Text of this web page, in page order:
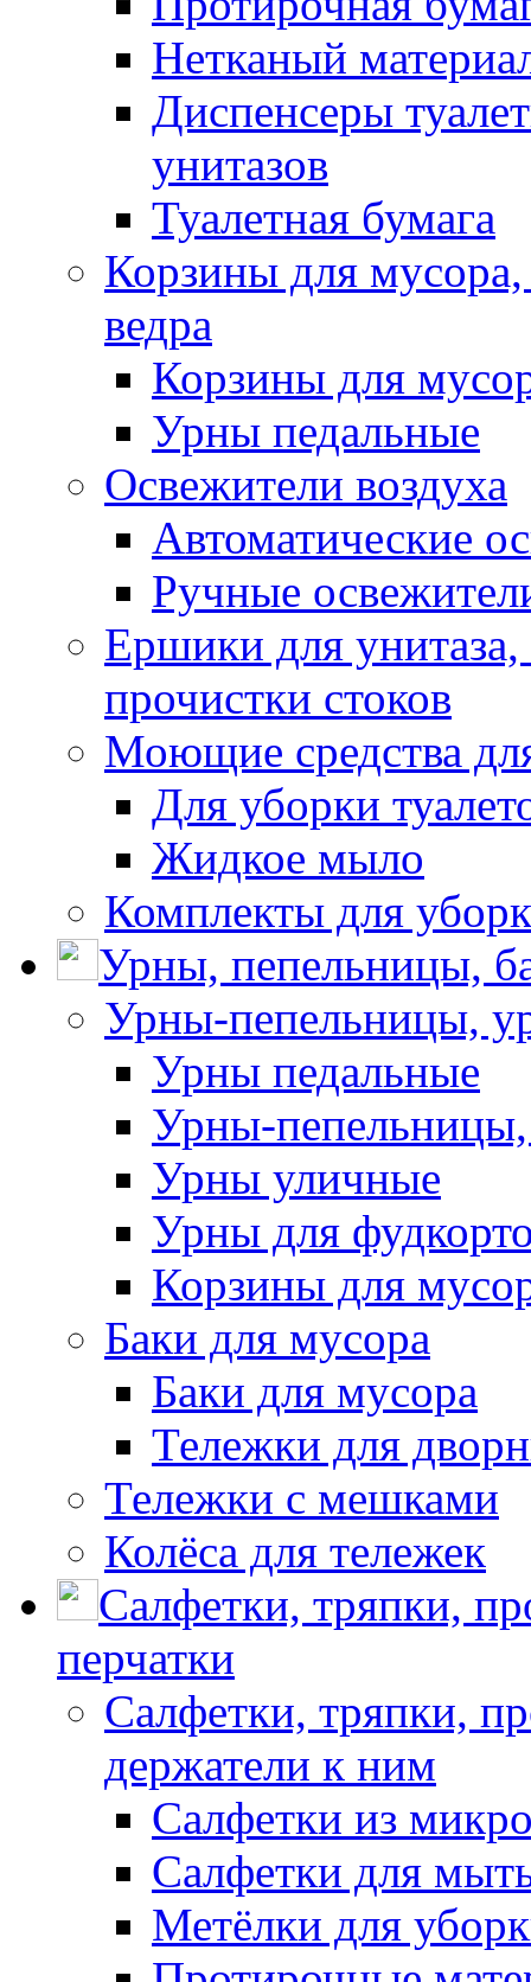
Нетканый
Диспенсеры
унитазов
Туалетная бумага
Корзины для
ведра
Корзины для
Урны педальные
Освежители воздуха
Автоматические
Ручные
Ершики для
прочистки стоков
Моющие средства
Для уборки
Жидкое мыло
Комплекты для
Урны, пепельницы,
Урны-пепельницы,
Урны педальные
Урны-
Урны уличные
Урны для
Корзины для
Баки для мусора
Баки для мусора
Тележки для
Тележки с мешками
Колёса для тележек
Салфетки, тряпки,
перчатки
Салфетки, тряпки,
держатели к ним
Салфетки из
Салфетки для
Метёлки для